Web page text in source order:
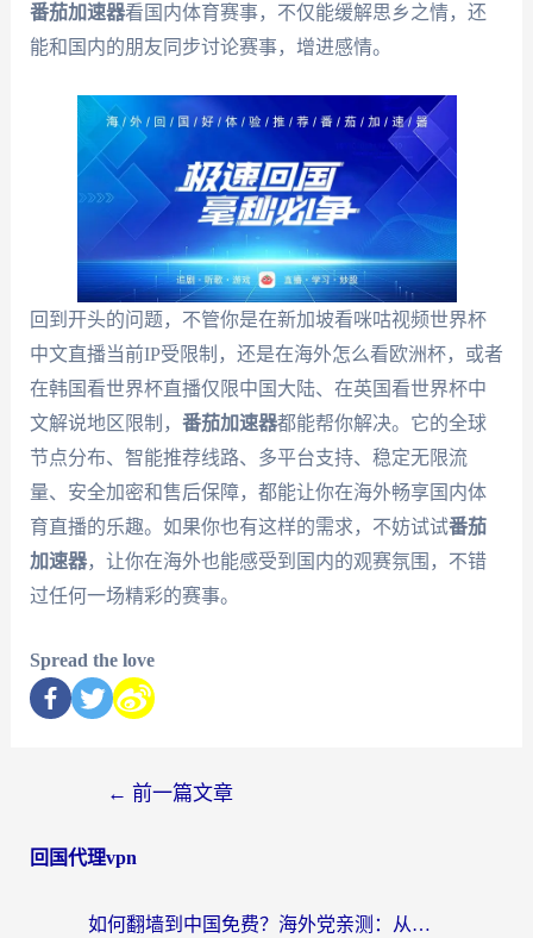
番茄加速器看国内体育赛事，不仅能缓解思乡之情，还
能和国内的朋友同步讨论赛事，增进感情。
回到开头的问题，不管你是在新加坡看咪咕视频世界杯
中文直播当前IP受限制，还是在海外怎么看欧洲杯，或者
在韩国看世界杯直播仅限中国大陆、在英国看世界杯中
文解说地区限制， 番茄加速器都能帮你解决。它的全球
节点分布、智能推荐线路、多平台支持、稳定无限流
量、安全加密和售后保障，都能让你在海外畅享国内体
育直播的乐趣。如果你也有这样的需求，不妨试试番茄
加速器，让你在海外也能感受到国内的观赛氛围，不错
过任何一场精彩的赛事。
Spread the love
← 前一篇文章
回国代理vpn
如何翻墙到中国免费？海外党亲测：从踩坑到选对加速器的全攻略